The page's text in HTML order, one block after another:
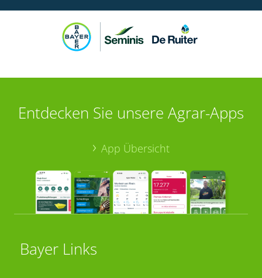
Entdecken Sie unsere Agrar-Apps
App Übersicht
Bayer Links